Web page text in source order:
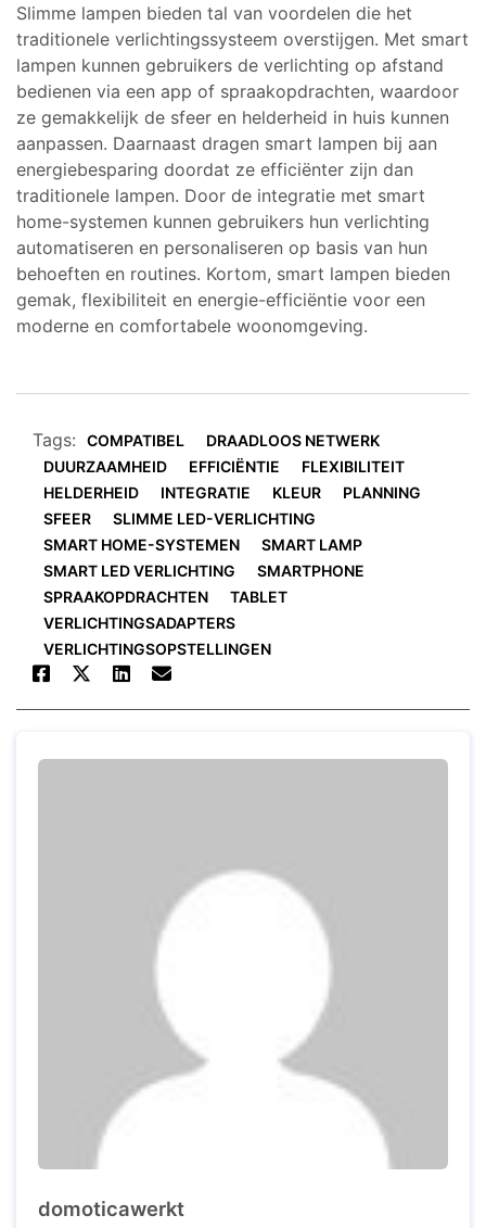
Slimme lampen bieden tal van voordelen die het
traditionele verlichtingssysteem overstijgen. Met smart
lampen kunnen gebruikers de verlichting op afstand
bedienen via een app of spraakopdrachten, waardoor
ze gemakkelijk de sfeer en helderheid in huis kunnen
aanpassen. Daarnaast dragen smart lampen bij aan
energiebesparing doordat ze efficiënter zijn dan
traditionele lampen. Door de integratie met smart
home-systemen kunnen gebruikers hun verlichting
automatiseren en personaliseren op basis van hun
behoeften en routines. Kortom, smart lampen bieden
gemak, flexibiliteit en energie-efficiëntie voor een
moderne en comfortabele woonomgeving.
Tags: COMPATIBEL
DRAADLOOS NETWERK
DUURZAAMHEID
EFFICIËNTIE
FLEXIBILITEIT
HELDERHEID
INTEGRATIE KLEUR
PLANNING
SFEER
SLIMME LED-VERLICHTING
SMART HOME-SYSTEMEN
SMART LAMP
SMART LED VERLICHTING
SMARTPHONE
SPRAAKOPDRACHTEN
TABLET
VERLICHTINGSADAPTERS
VERLICHTINGSOPSTELLINGEN
domoticawerkt